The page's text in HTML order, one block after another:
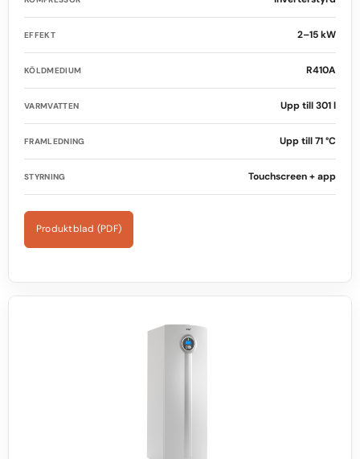
EFFEKT 2–15 kW
KÖLDMEDIUM R410A
VARMVATTEN Upp till 301 l
FRAMLEDNING Upp till 71 °C
STYRNING Touchscreen + app
Produktblad (PDF)